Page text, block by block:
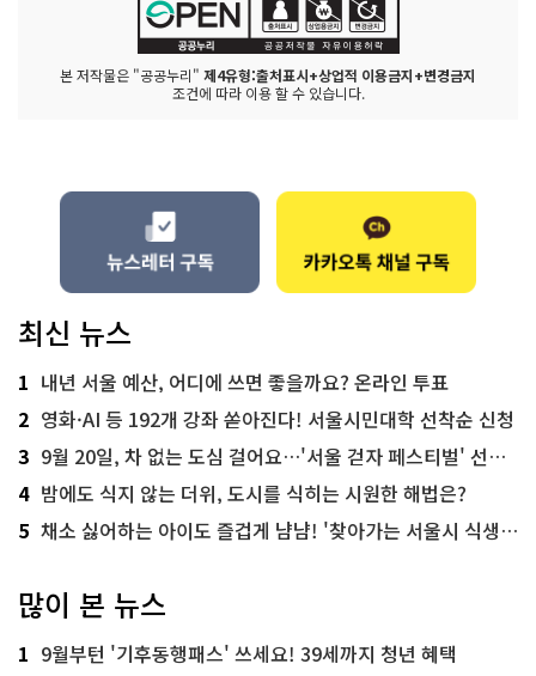
본 저작물은 "공공누리" 제4유형:출처표시+상업적 이용금지+변경금지
조건에 따라 이용 할 수 있습니다.
최신 뉴스
1 내년 서울 예산, 어디에 쓰면 좋을까요? 온라인 투표
2 영화·AI 등 192개 강좌 쏟아진다! 서울시민대학 선착순 신청
3 9월 20일, 차 없는 도심 걸어요…'서울 걷자 페스티벌' 선착순 5천명
4 밤에도 식지 않는 더위, 도시를 식히는 시원한 해법은?
5 채소 싫어하는 아이도 즐겁게 냠냠! '찾아가는 서울시 식생활 교육' 현장
많이 본 뉴스
1 9월부턴 '기후동행패스' 쓰세요! 39세까지 청년 혜택